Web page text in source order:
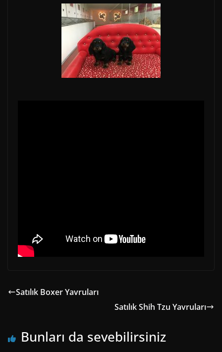
Satılık Boxer Yavruları
Satılık Shih Tzu Yavruları
Bunları da sevebilirsiniz